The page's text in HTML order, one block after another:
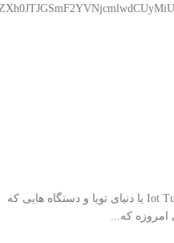
تویا چیست ؟ هر آنچه که باید در مورد Iot Tuya یا دنیای تویا و دستگاه هایی که
امروزه که...